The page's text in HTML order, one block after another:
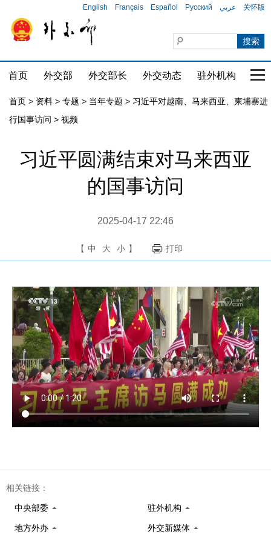
English Français Español Русский عربي 关怀版
首页 外交部 外交部长 外交动态 驻外机构 国
首页 > 资料 > 专题 > 当年专题 > 习近平对越南、马来西亚、柬埔寨进
行国事访问 > 视频
习近平圆满结束对马来西亚
的国事访问
2025-04-17 22:46
【 中 大 小 】 打印
相关链接：
中央部委 驻外机构
地方外办 外交新媒体